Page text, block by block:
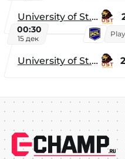
University of St. Thomas
00:30
15 дек
University of St. Thomas